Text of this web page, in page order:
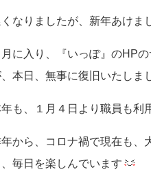
なりましたが、新年あけま
月に入り、『いっぽ』のHP
、本日、無事に復旧いたしま
も、１月４日より職員も利
年から、コロナ禍で現在も、
、毎日を楽しんでいます